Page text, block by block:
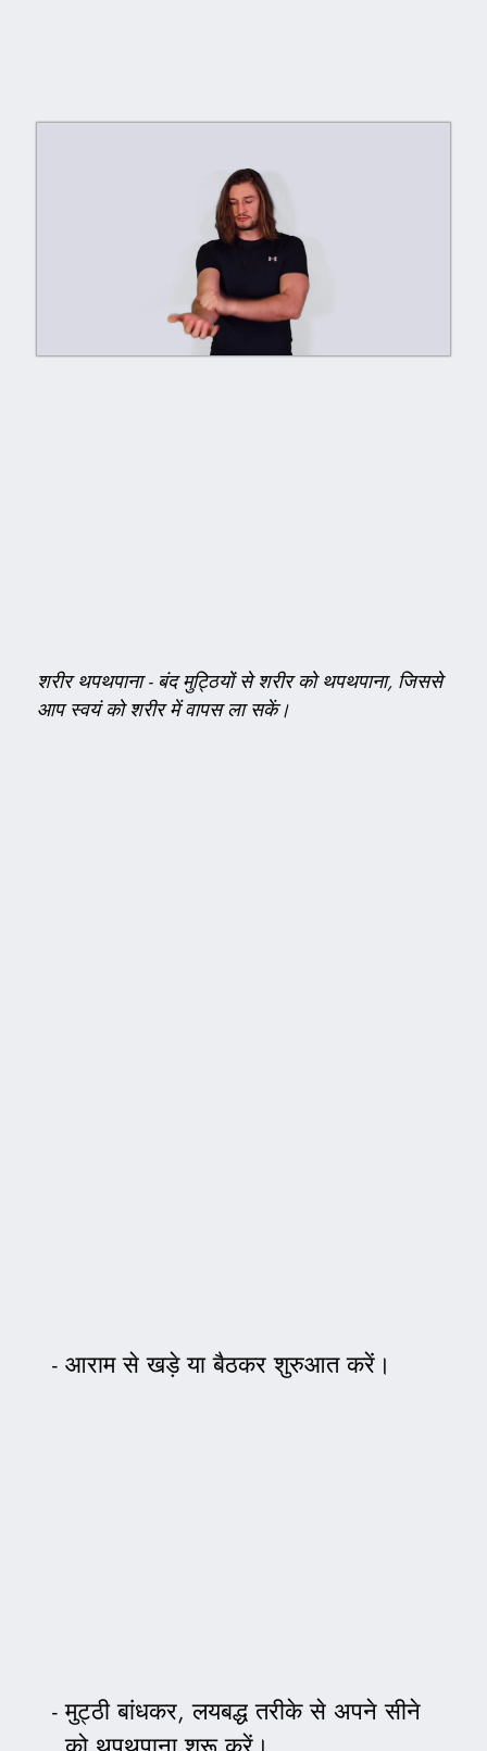
शरीर थपथपाना - बंद मुट्ठियों से शरीर को थपथपाना, जिससे
आप स्वयं को शरीर में वापस ला सकें।
आराम से खड़े या बैठकर शुरुआत करें।
मुट्ठी बांधकर, लयबद्ध तरीके से अपने सीने